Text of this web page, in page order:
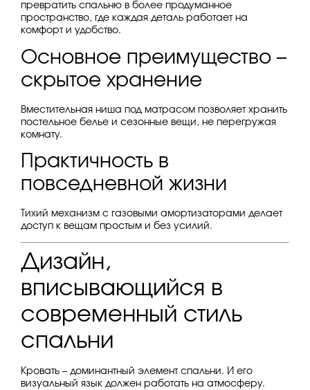
превратить спальню в более продуманное
пространство, где каждая деталь работает на
комфорт и удобство.
Основное преимущество –
скрытое хранение
Вместительная ниша под матрасом позволяет хранить
постельное белье и сезонные вещи, не перегружая
комнату.
Практичность в
повседневной жизни
Тихий механизм с газовыми амортизаторами делает
доступ к вещам простым и без усилий.
Дизайн,
вписывающийся в
современный стиль
спальни
Кровать – доминантный элемент спальни. И его
визуальный язык должен работать на атмосферу.